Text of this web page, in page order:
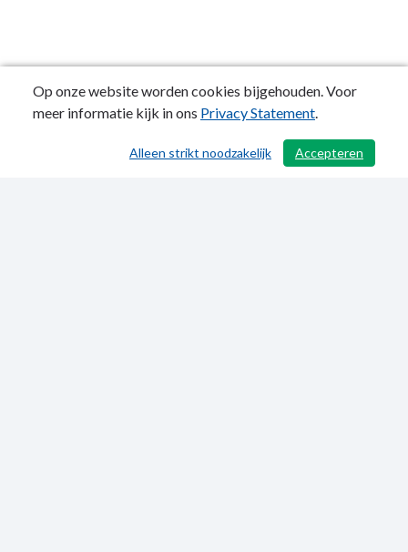
/ 496
Op onze website worden cookies bijgehouden. Voor
meer informatie kijk in ons Privacy Statement.
Accepteren
Alleen strikt noodzakelijk